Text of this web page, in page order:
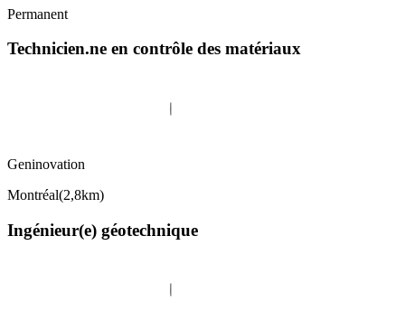
Permanent
Technicien.ne en contrôle des matériaux
Geninovation
Montréal(2,8km)
Ingénieur(e) géotechnique